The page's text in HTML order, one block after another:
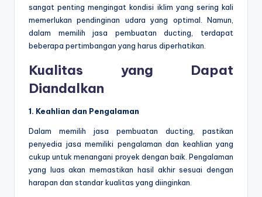
sangat penting mengingat kondisi iklim yang sering kali
memerlukan pendinginan udara yang optimal. Namun,
dalam memilih jasa pembuatan ducting, terdapat
beberapa pertimbangan yang harus diperhatikan.
Kualitas yang Dapat
Diandalkan
1. Keahlian dan Pengalaman
Dalam memilih jasa pembuatan ducting, pastikan
penyedia jasa memiliki pengalaman dan keahlian yang
cukup untuk menangani proyek dengan baik. Pengalaman
yang luas akan memastikan hasil akhir sesuai dengan
harapan dan standar kualitas yang diinginkan.